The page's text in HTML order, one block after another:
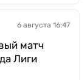
6 августа 16:47
матч
Лиги